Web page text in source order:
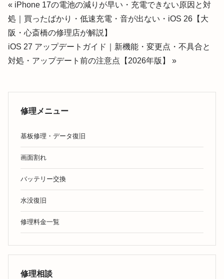
« iPhone 17の電池の減りが早い・充電できない原因と対
処｜買ったばかり・低速充電・音が出ない・iOS 26【大
阪・心斎橋の修理店が解説】
iOS 27 アップデートガイド｜新機能・変更点・不具合と
対処・アップデート前の注意点【2026年版】 »
修理メニュー
基板修理・データ復旧
画面割れ
バッテリー交換
水没復旧
修理料金一覧
修理相談